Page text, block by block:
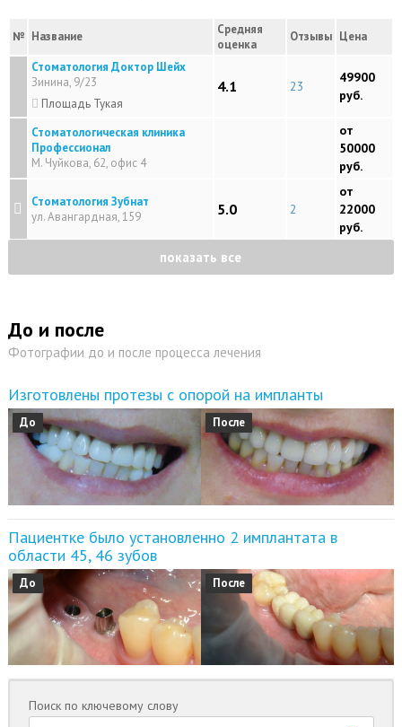
№ Название
Средняя
оценка
Отзывы Цена
Стоматология Доктор Шейх
Зинина, 9/23
Площадь Тукая
4.1 23
49900
руб.
Стоматологическая клиника
Профессионал
М. Чуйкова, 62, офис 4
от
50000
руб.
Стоматология Зубнат
ул. Авангардная, 159
5.0 2
от
22000
руб.
показать все
До и после
Фотографии до и после процесса лечения
Изготовлены протезы с опорой на импланты
До После
Пациентке было установленно 2 имплантата в
области 45, 46 зубов
До После
Поиск по ключевому слову